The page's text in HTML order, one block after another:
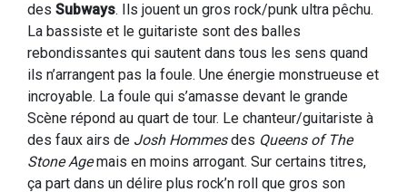
des Subways. Ils jouent un gros rock/punk ultra pêchu.
La bassiste et le guitariste sont des balles
rebondissantes qui sautent dans tous les sens quand
ils n’arrangent pas la foule. Une énergie monstrueuse et
incroyable. La foule qui s’amasse devant le grande
Scène répond au quart de tour. Le chanteur/guitariste à
des faux airs de Josh Hommesdes Queens of The
Stone Agemais en moins arrogant. Sur certains titres,
ça part dans un délire plus rock’n roll que gros son